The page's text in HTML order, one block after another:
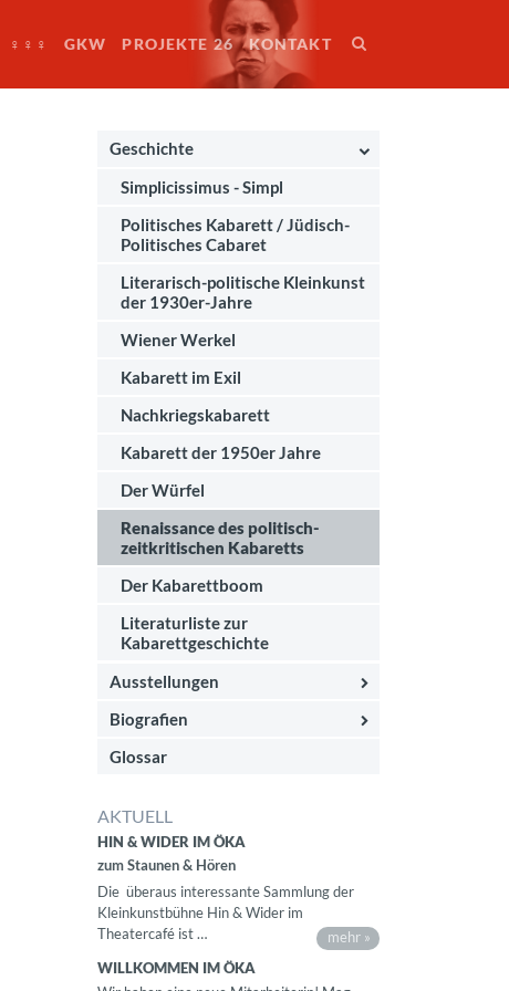
♀♀♀ GKW PROJEKTE 26 KONTAKT
Geschichte
Simplicissimus - Simpl
Politisches Kabarett / Jüdisch-
Politisches Cabaret
Literarisch-politische Kleinkunst
der 1930er-Jahre
Wiener Werkel
Kabarett im Exil
Nachkriegskabarett
Kabarett der 1950er Jahre
Der Würfel
Renaissance des politisch-
zeitkritischen Kabaretts
Der Kabarettboom
Literaturliste zur
Kabarettgeschichte
Ausstellungen
Biografien
Glossar
AKTUELL
HIN & WIDER IM ÖKA
zum Staunen & Hören
Die überaus interessante Sammlung der
Kleinkunstbühne Hin & Wider im
Theatercafé ist …
mehr »
WILLKOMMEN IM ÖKA